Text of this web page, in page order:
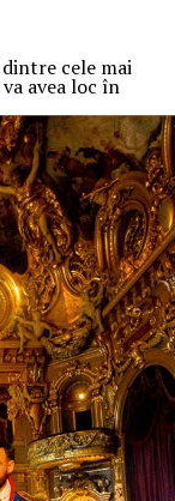
cele mai
avea loc în